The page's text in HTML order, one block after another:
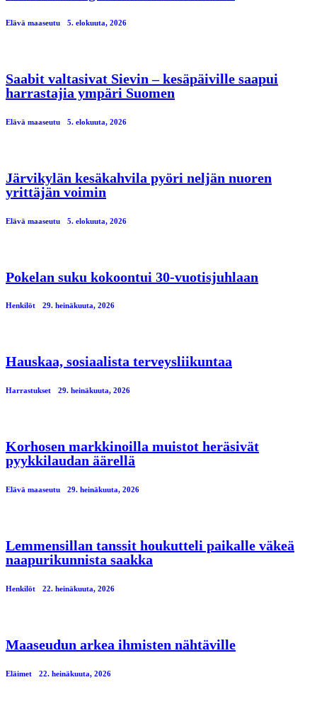
Elävä maaseutu 5. elokuuta, 2026
Saabit valtasivat Sievin – kesäpäiville saapui
harrastajia ympäri Suomen
Elävä maaseutu 5. elokuuta, 2026
Järvikylän kesäkahvila pyöri neljän nuoren
yrittäjän voimin
Elävä maaseutu 5. elokuuta, 2026
Pokelan suku kokoontui 30-vuotisjuhlaan
Henkilöt 29. heinäkuuta, 2026
Hauskaa, sosiaalista terveysliikuntaa
Harrastukset 29. heinäkuuta, 2026
Korhosen markkinoilla muistot heräsivät
pyykkilaudan äärellä
Elävä maaseutu 29. heinäkuuta, 2026
Lemmensillan tanssit houkutteli paikalle väkeä
naapurikunnista saakka
Henkilöt 22. heinäkuuta, 2026
Maaseudun arkea ihmisten nähtäville
Eläimet 22. heinäkuuta, 2026